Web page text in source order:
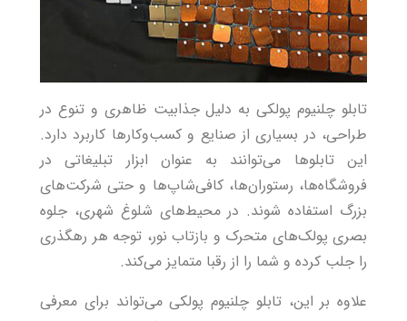
تابلو چلنیوم پولکی به دلیل جذابیت ظاهری و تنوع در
طراحی، در بسیاری از صنایع و کسب‌وکارها کاربرد دارد.
این تابلوها می‌توانند به عنوان ابزار تبلیغاتی در
فروشگاه‌ها، رستوران‌ها، کافی‌شاپ‌ها و حتی شرکت‌های
بزرگ استفاده شوند. در محیط‌های شلوغ شهری، جلوه
بصری پولک‌های متحرک و بازتاب نور، توجه هر رهگذری
را جلب کرده و شما را از رقبا متمایز می‌کند.
علاوه بر این، تابلو چلنیوم پولکی می‌تواند برای معرفی